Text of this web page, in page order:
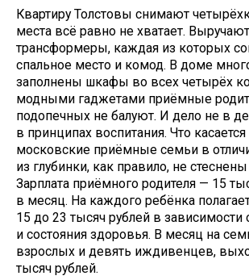
Квартиру Толстовы снимают
места всё равно не хватает.
трансформеры, каждая из которых
спальное место и комод. В доме
заполнены шкафы во всех четырёх
модными гаджетами приёмные
подопечных не балуют. И дело не в
в принципах воспитания. Что
московские приёмные семьи в
из глубинки, как правило, не
Зарплата приёмного родителя — 15
в месяц. На каждого ребёнка
15 до 23 тысяч рублей в зависимости
и состояния здоровья. В месяц на
взрослых и девять иждивенцев,
тысяч рублей.